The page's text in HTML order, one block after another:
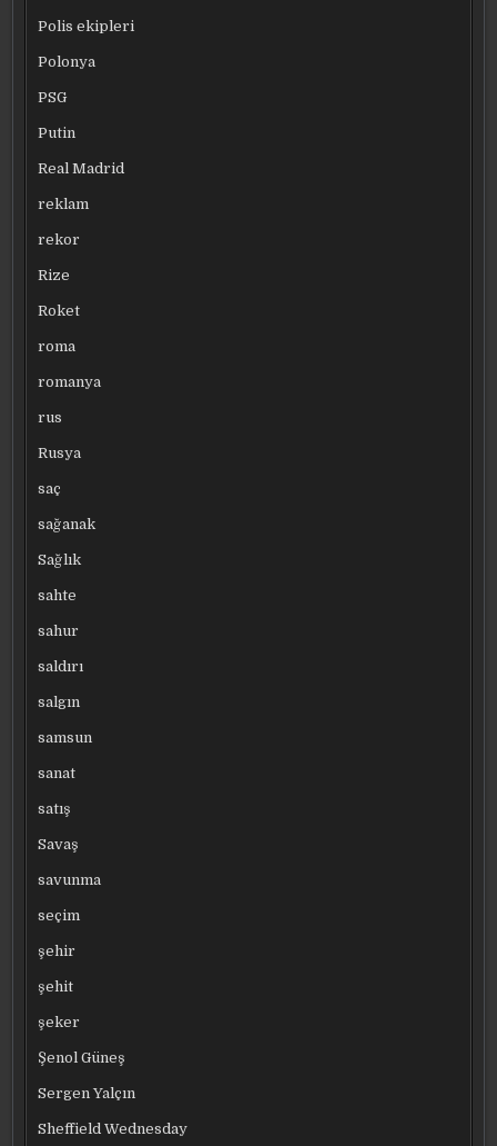
Polis ekipleri
Polonya
PSG
Putin
Real Madrid
reklam
rekor
Rize
Roket
roma
romanya
rus
Rusya
saç
sağanak
Sağlık
sahte
sahur
saldırı
salgın
samsun
sanat
satış
Savaş
savunma
seçim
şehir
şehit
şeker
Şenol Güneş
Sergen Yalçın
Sheffield Wednesday